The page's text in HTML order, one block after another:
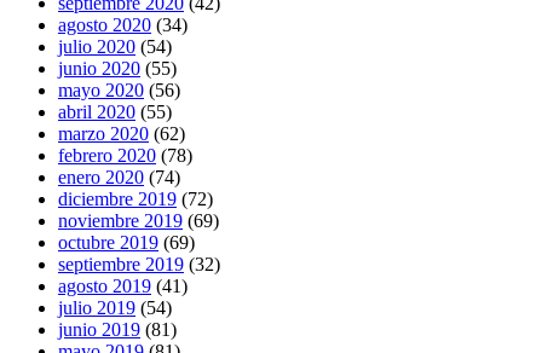
agosto 2020 (34)
julio 2020 (54)
junio 2020 (55)
mayo 2020 (56)
abril 2020 (55)
marzo 2020 (62)
febrero 2020 (78)
enero 2020 (74)
diciembre 2019 (72)
noviembre 2019 (69)
octubre 2019 (69)
septiembre 2019 (32)
agosto 2019 (41)
julio 2019 (54)
junio 2019 (81)